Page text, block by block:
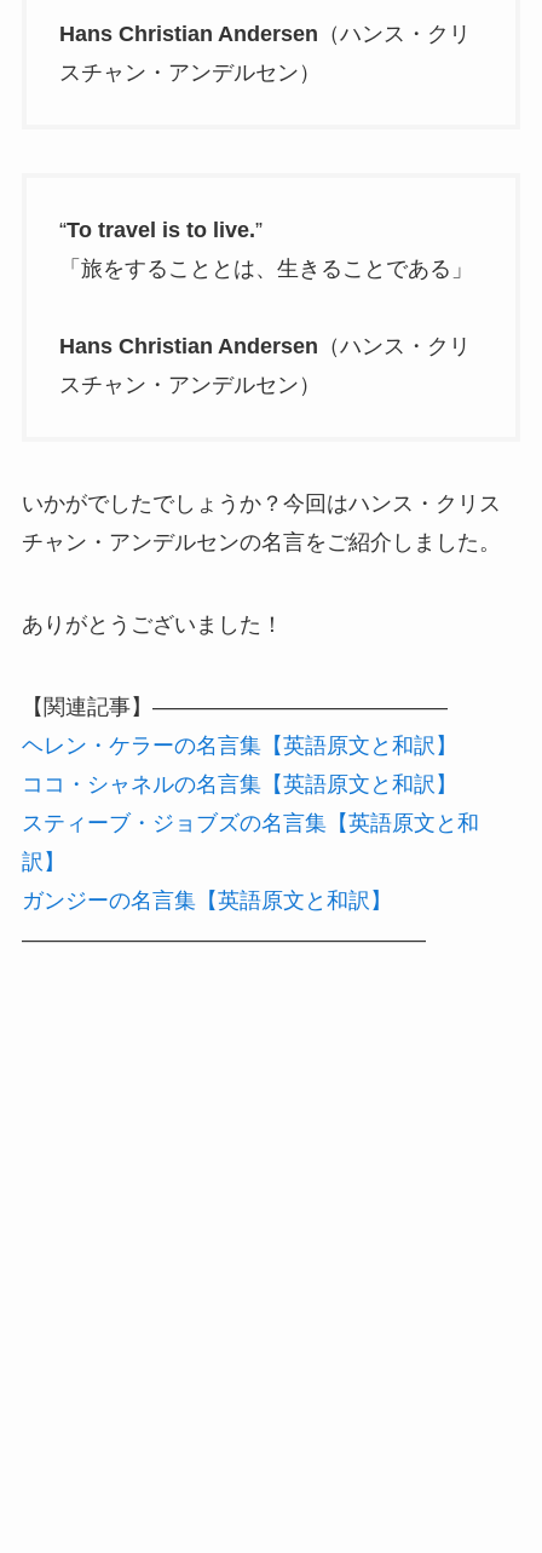
Hans Christian Andersen （ハンス・クリ
スチャン・アンデルセン）
“To travel is to live.”
「旅をすることとは、生きることである」
Hans Christian Andersen （ハンス・クリ
スチャン・アンデルセン）
いかがでしたでしょうか？今回はハンス・クリス
チャン・アンデルセンの名言をご紹介しました。
ありがとうございました！
【関連記事】—————————————–
ヘレン・ケラーの名言集【英語原文と和訳】
ココ・シャネルの名言集【英語原文と和訳】
スティーブ・ジョブズの名言集【英語原文と和
訳】
ガンジーの名言集【英語原文と和訳】
——————————————————–